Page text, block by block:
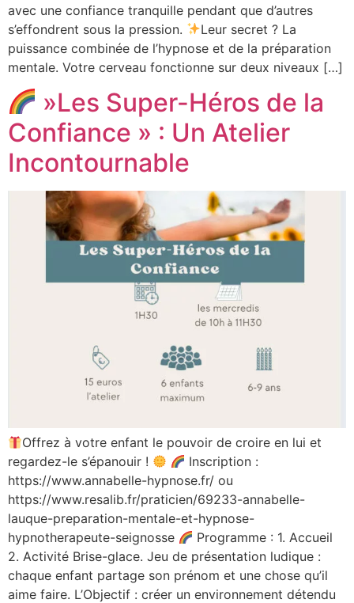
avec une confiance tranquille pendant que d’autres
s’effondrent sous la pression.
Leur secret ? La
puissance combinée de l’hypnose et de la préparation
mentale. Votre cerveau fonctionne sur deux niveaux […]
»Les Super-Héros de la
Confiance » : Un Atelier
Incontournable
Offrez à votre enfant le pouvoir de croire en lui et
regardez-le s’épanouir !
Inscription :
https://www.annabelle-hypnose.fr/ ou
https://www.resalib.fr/praticien/69233-annabelle-
lauque-preparation-mentale-et-hypnose-
hypnotherapeute-seignosse
Programme : 1. Accueil
2. Activité Brise-glace. Jeu de présentation ludique :
chaque enfant partage son prénom et une chose qu’il
aime faire. L’Objectif : créer un environnement détendu